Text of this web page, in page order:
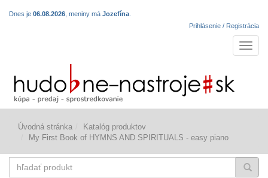
Dnes je 06.08.2026 , meniny má Jozefína
Prihlásenie / Registrácia
Úvodná stránka
Katalóg produktov
My First Book of HYMNS AND SPIRITUALS - easy piano
produkt